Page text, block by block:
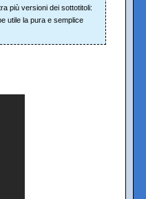
più versioni dei sottotitoli:
utile la pura e semplice